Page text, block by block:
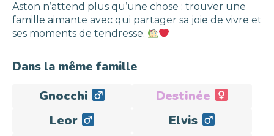
Aston n’attend plus qu’une chose : trouver une
famille aimante avec qui partager sa joie de vivre et
ses moments de tendresse.
Dans la même famille
Adopté
Gnocchi
Destinée
Leor
AdoptéElvis